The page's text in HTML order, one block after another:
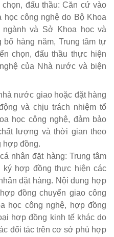
đấu thầu: Căn cứ vào
học công nghệ do Bộ Khoa
và Sở Khoa học và
hàng năm, Trung tâm tự
chọn, đấu thầu thực hiện
của Nhà nước và biện
nước giao hoặc đặt hàng
và chịu trách nhiệm tổ
học công nghệ, đảm bảo
lượng và thời gian theo
hợp đồng.
nhân đặt hàng: Trung tâm
hợp đồng thực hiện các
đặt hàng. Nội dung hợp
đồng chuyển giao công
học công nghệ, hợp đồng
hợp đồng kinh tế khác do
đối tác trên cơ sở phù hợp